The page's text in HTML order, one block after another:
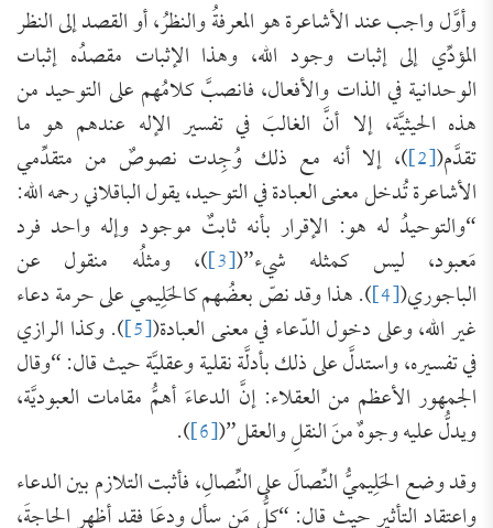
وأوَّل واجب عند الأشاعرة هو المعرفةُ والنظرُ، أو القصد إلى النظر
المؤدِّي إلى إثبات وجود الله، وهذا الإثبات مقصدُه إثبات
الوحدانية في الذات والأفعال، فانصبَّ كلامُهم على التوحيد من
هذه الحيثيَّة، إلا أنَّ الغالبَ في تفسير الإله عندهم هو ما
تقدَّم([2] )، إلا أنه مع ذلك وُجِدت نصوصٌ من متقدِّمي
الأشاعرة تُدخل معنى العبادة في التوحيد، يقول الباقلاني رحمه الله:
“والتوحيدُ له هو: الإقرار بأنه ثابتٌ موجود وإله واحد فرد
مَعبود، ليس كمثله شيء”([3] )، ومثلُه منقول عن
الباجوري([4] ). هذا وقد نصّ بعضُهم كالحَلِيمي على حرمة دعاء
غير الله، وعلى دخول الدّعاء في معنى العبادة([5] ). وكذا الرازي
في تفسيره، واستدلَّ على ذلك بأدلَّة نقلية وعقليَّة حيث قال: “وقال
الجمهور الأعظم من العقلاء: إنَّ الدعاءَ أهمُّ مقامات العبوديَّة،
ويدلُّ عليه وجوهٌ منَ النقلِ والعقل”([6]
).
وقد وضع الحَلِيميُّ النِّصالَ على النِّصالِ، فأثبت التلازم بين الدعاء
واعتقاد التأثير حيث قال: “كلُّ مَن سأل ودعَا فقد أظهر الحاجةَ،